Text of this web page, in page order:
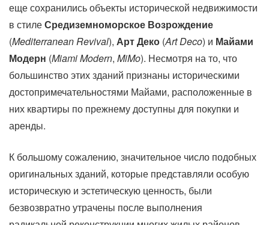
еще сохранились объекты исторической недвижимости
в стилеСредиземноморское Возрождение
(Mediterranean Revival), Арт Деко (Art Deco) и Майами
Модерн (Miami Modern, MiMo). Несмотря на то, что
большинство этих зданий признаны историческими
достопримечательностями Майами, расположенные в
них квартиры по прежнему доступны для покупки и
аренды.
К большому сожалению, значительное число подобных
оригинальных зданий, которые представляли особую
историческую и эстетическую ценность, были
безвозвратно утрачены после выполнения